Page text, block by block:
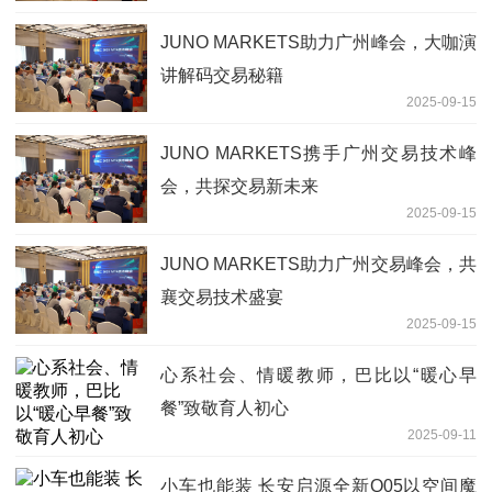
JUNO MARKETS助力广州峰会，大咖演
讲解码交易秘籍
2025-09-15
JUNO MARKETS携手广州交易技术峰
会，共探交易新未来
2025-09-15
JUNO MARKETS助力广州交易峰会，共
襄交易技术盛宴
2025-09-15
心系社会、情暖教师，巴比以“暖心早
餐”致敬育人初心
2025-09-11
小车也能装 长安启源全新Q05以空间魔